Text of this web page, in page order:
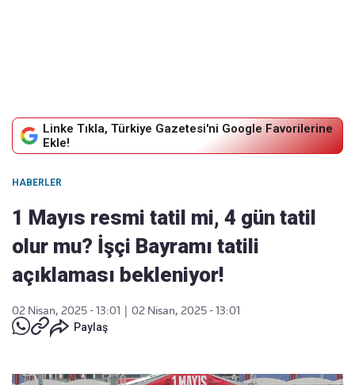
Linke Tıkla, Türkiye Gazetesi'ni Google Favorilerine
Ekle!
HABERLER
1 Mayıs resmi tatil mi, 4 gün tatil
olur mu? İşçi Bayramı tatili
açıklaması bekleniyor!
02 Nisan, 2025 - 13:01
02 Nisan, 2025 - 13:01
Paylaş